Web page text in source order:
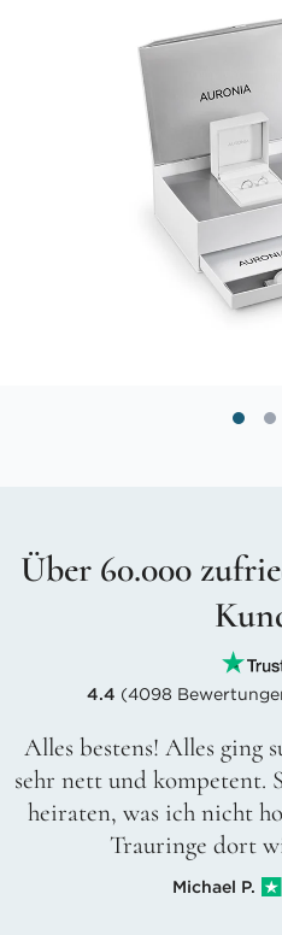
Über 60.000
4.4 (4098
Alles bestens! Alles ging
sehr nett und kompetent.
heiraten, was ich nicht
Trauringe dort
Michael P.